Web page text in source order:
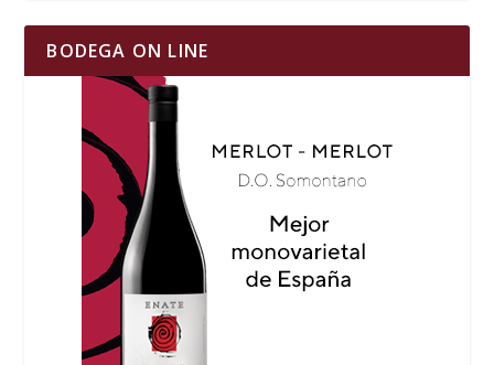
BODEGA ON LINE